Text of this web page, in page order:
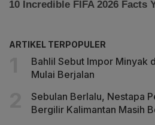
ARTIKEL TERPOPULER
Bahlil Sebut Impor Minyak
Mulai Berjalan
Sebulan Berlalu, Nestapa
Bergilir Kalimantan Masih